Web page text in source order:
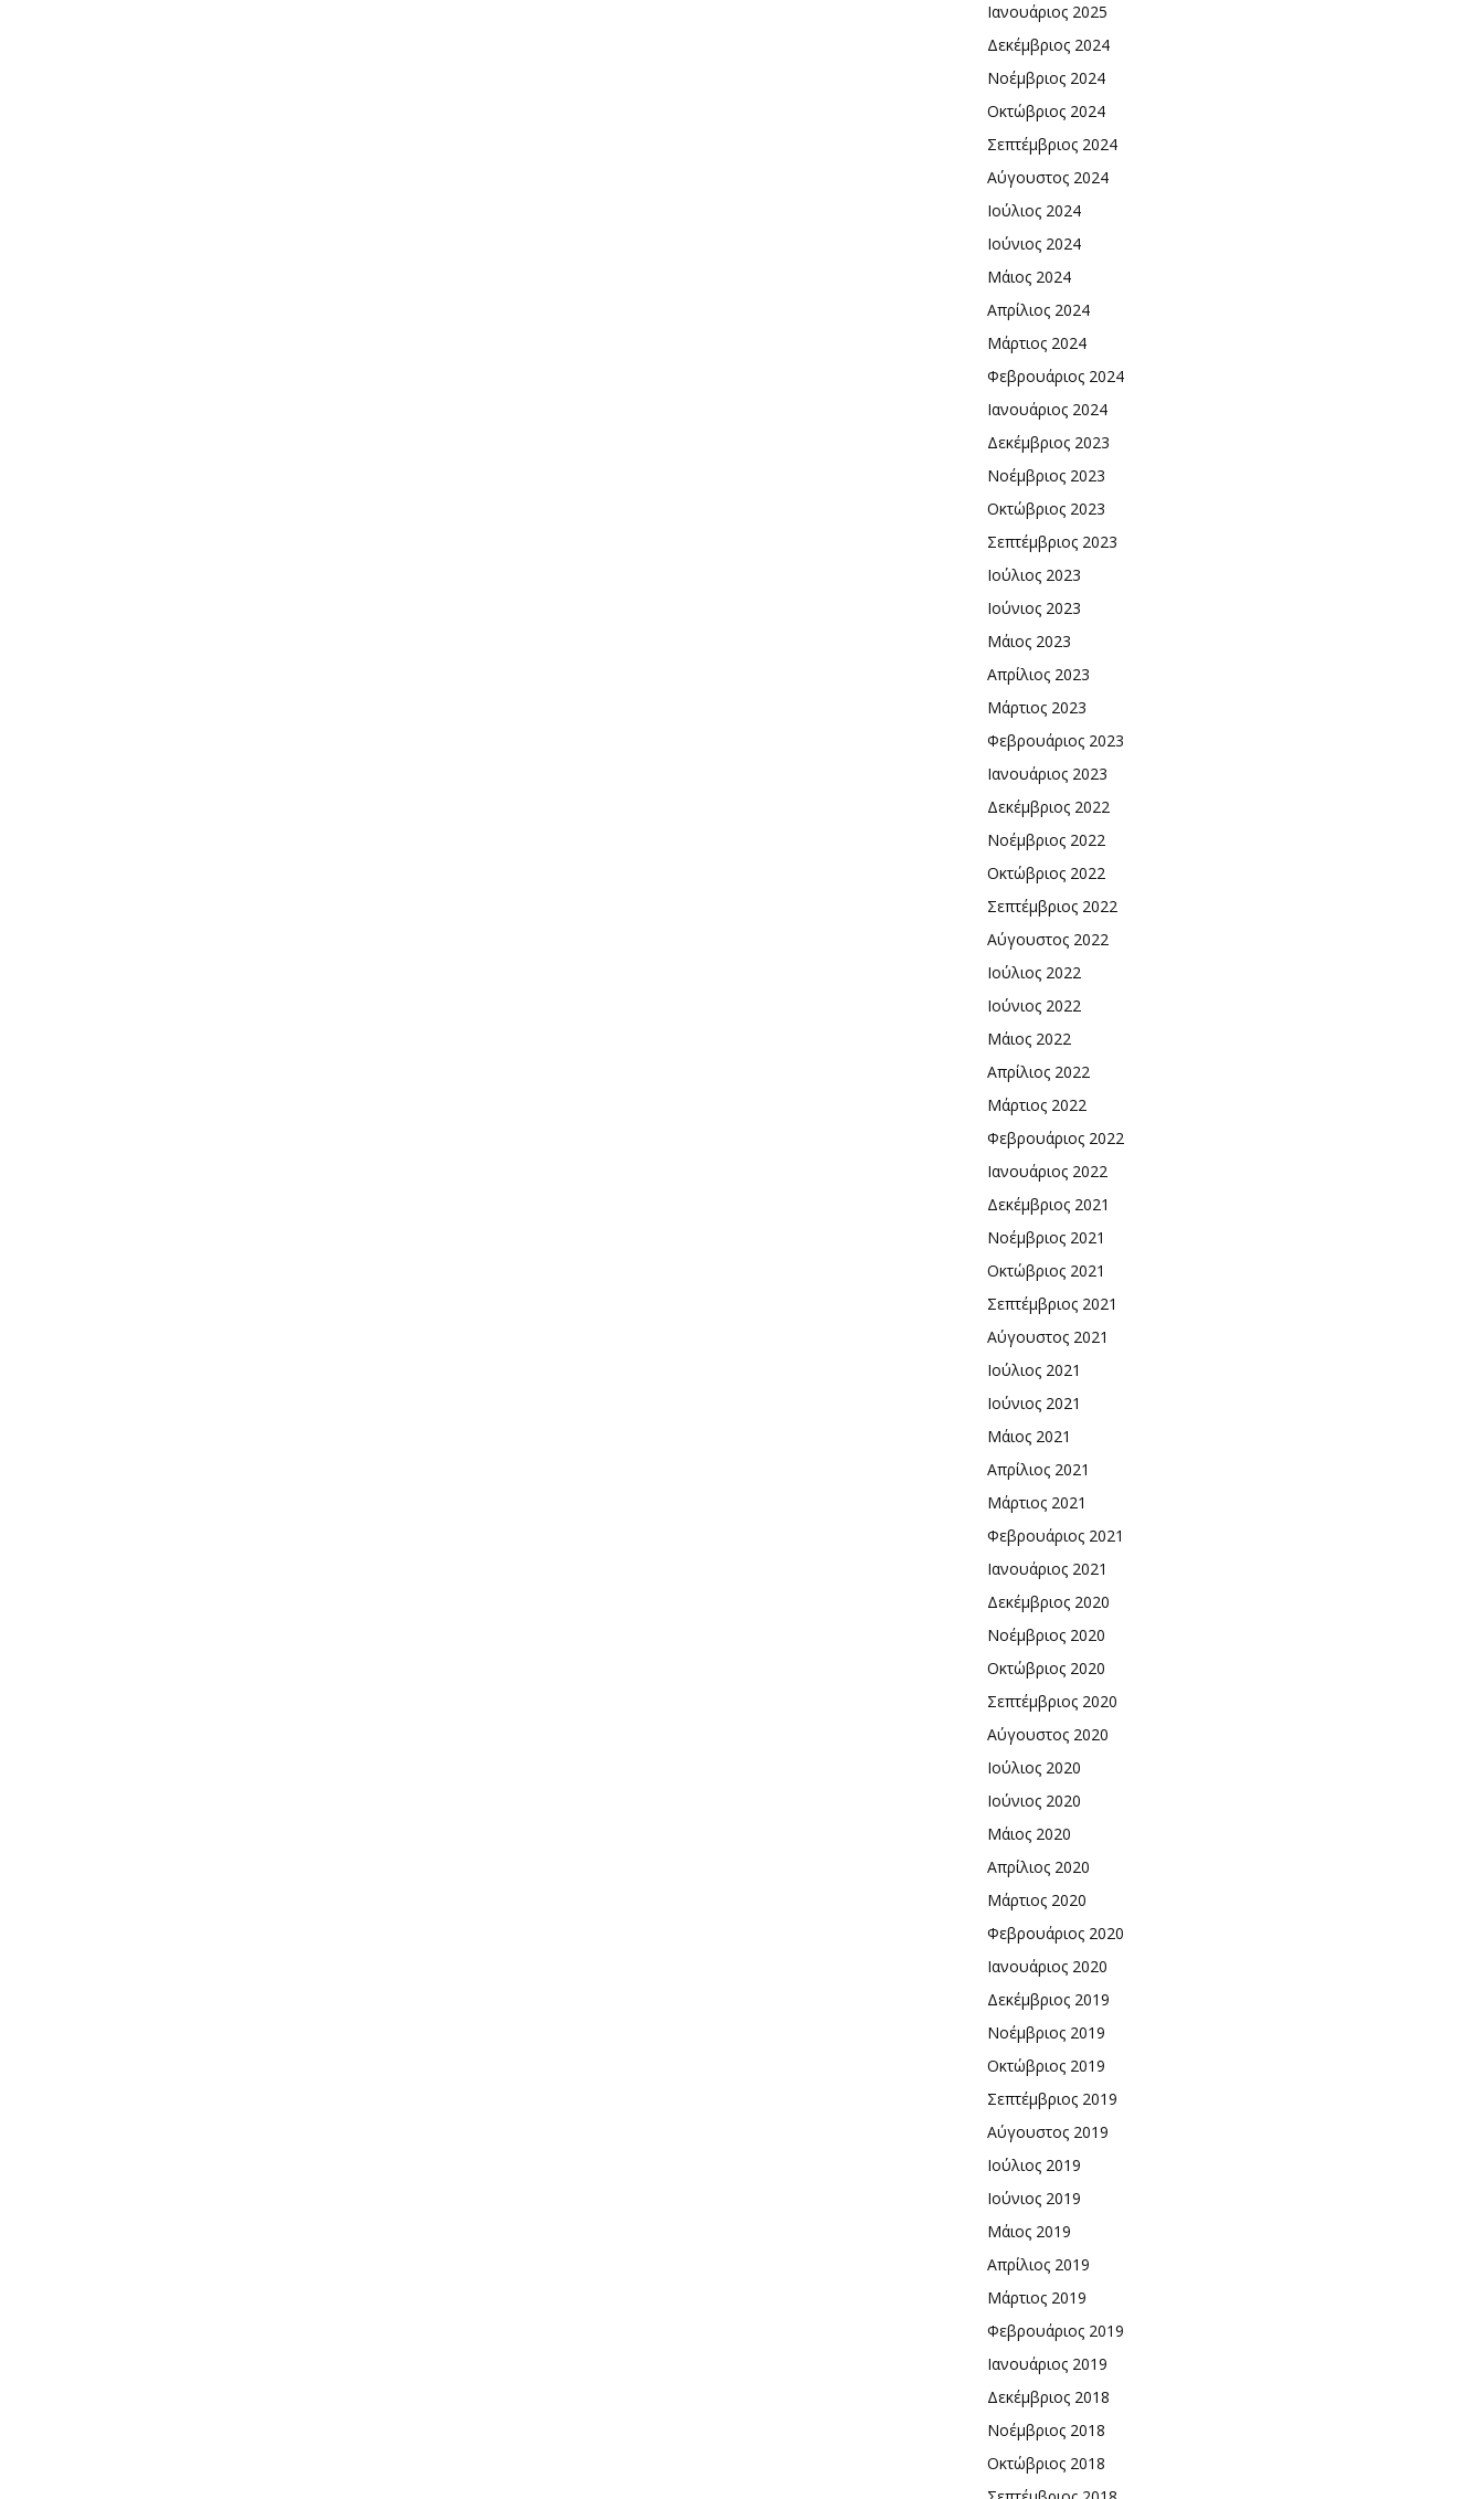
Ιανουάριος 2025
Δεκέμβριος 2024
Νοέμβριος 2024
Οκτώβριος 2024
Σεπτέμβριος 2024
Αύγουστος 2024
Ιούλιος 2024
Ιούνιος 2024
Μάιος 2024
Απρίλιος 2024
Μάρτιος 2024
Φεβρουάριος 2024
Ιανουάριος 2024
Δεκέμβριος 2023
Νοέμβριος 2023
Οκτώβριος 2023
Σεπτέμβριος 2023
Ιούλιος 2023
Ιούνιος 2023
Μάιος 2023
Απρίλιος 2023
Μάρτιος 2023
Φεβρουάριος 2023
Ιανουάριος 2023
Δεκέμβριος 2022
Νοέμβριος 2022
Οκτώβριος 2022
Σεπτέμβριος 2022
Αύγουστος 2022
Ιούλιος 2022
Ιούνιος 2022
Μάιος 2022
Απρίλιος 2022
Μάρτιος 2022
Φεβρουάριος 2022
Ιανουάριος 2022
Δεκέμβριος 2021
Νοέμβριος 2021
Οκτώβριος 2021
Σεπτέμβριος 2021
Αύγουστος 2021
Ιούλιος 2021
Ιούνιος 2021
Μάιος 2021
Απρίλιος 2021
Μάρτιος 2021
Φεβρουάριος 2021
Ιανουάριος 2021
Δεκέμβριος 2020
Νοέμβριος 2020
Οκτώβριος 2020
Σεπτέμβριος 2020
Αύγουστος 2020
Ιούλιος 2020
Ιούνιος 2020
Μάιος 2020
Απρίλιος 2020
Μάρτιος 2020
Φεβρουάριος 2020
Ιανουάριος 2020
Δεκέμβριος 2019
Νοέμβριος 2019
Οκτώβριος 2019
Σεπτέμβριος 2019
Αύγουστος 2019
Ιούλιος 2019
Ιούνιος 2019
Μάιος 2019
Απρίλιος 2019
Μάρτιος 2019
Φεβρουάριος 2019
Ιανουάριος 2019
Δεκέμβριος 2018
Νοέμβριος 2018
Οκτώβριος 2018